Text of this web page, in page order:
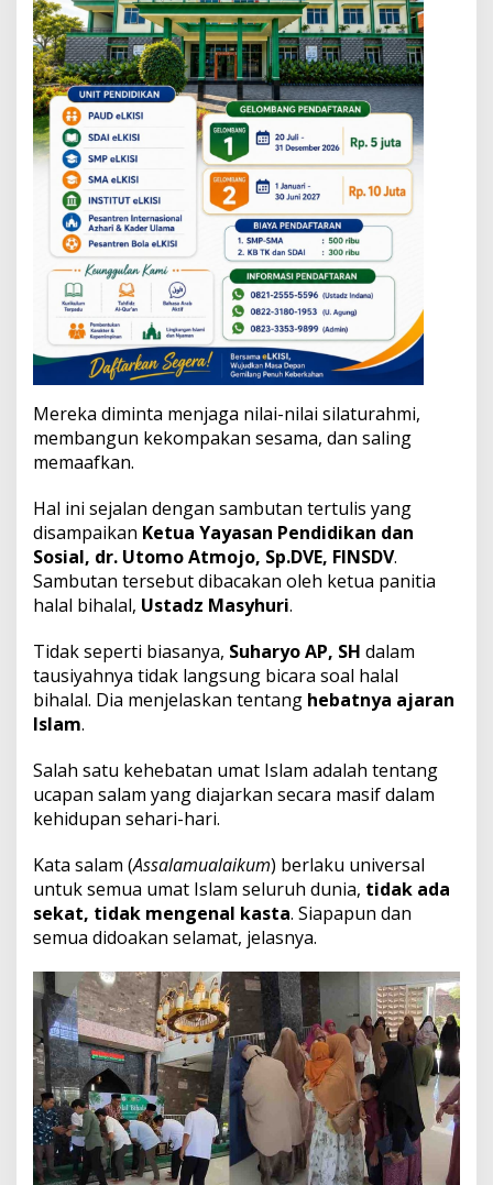
h
m
i
d
a
P
e
m
a
Mereka diminta menjaga nilai-nilai silaturahmi,
membangun kekompakan sesama, dan saling
memaafkan.
Hal ini sejalan dengan sambutan tertulis yang
disampaikan Ketua Yayasan Pendidikan dan
Sosial, dr. Utomo Atmojo, Sp.DVE, FINSDV.
Sambutan tersebut dibacakan oleh ketua panitia
halal bihalal, Ustadz Masyhuri.
Tidak seperti biasanya, Suharyo AP, SH dalam
tausiyahnya tidak langsung bicara soal halal
bihalal. Dia menjelaskan tentang hebatnya ajaran
Islam.
Salah satu kehebatan umat Islam adalah tentang
ucapan salam yang diajarkan secara masif dalam
kehidupan sehari-hari.
Kata salam (Assalamualaikum) berlaku universal
untuk semua umat Islam seluruh dunia, tidak ada
sekat, tidak mengenal kasta. Siapapun dan
semua didoakan selamat, jelasnya.